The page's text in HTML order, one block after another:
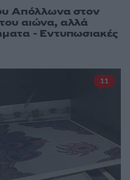
Απόλλωνα στον
αιώνα, αλλά
- Εντυπωσιακές
11